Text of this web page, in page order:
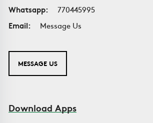
Whatsapp:
770445995
Email:
Message Us
MESSAGE US
Download Apps